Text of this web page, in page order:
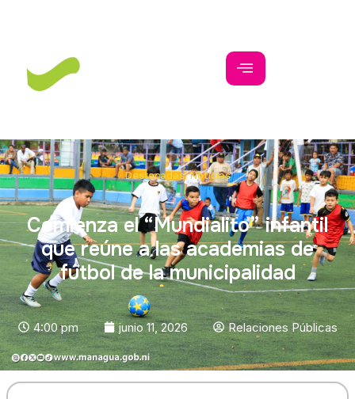
Destacadas,Noticias
Comienza el “Mundialito” infantil
que reúne a las academias de
fútbol de la municipalidad
4:00 pm junio 11, 2026 Relaciones Públicas